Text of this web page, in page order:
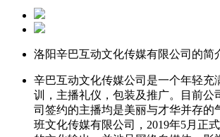
洛阳辛巴互动文化传媒有限公司的简
辛巴互动文化传媒公司是一个年轻
训，主播礼仪，包装及推广。目前
司签约的主播均是美丽与才华并存
班文化传媒有限公司，2019年5月正